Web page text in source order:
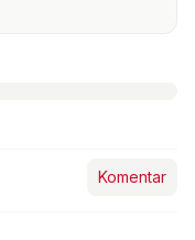
Komentar